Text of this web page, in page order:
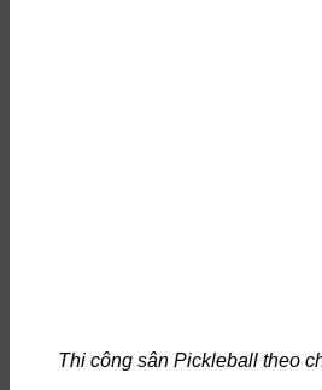
Thi công sân Pickleball theo